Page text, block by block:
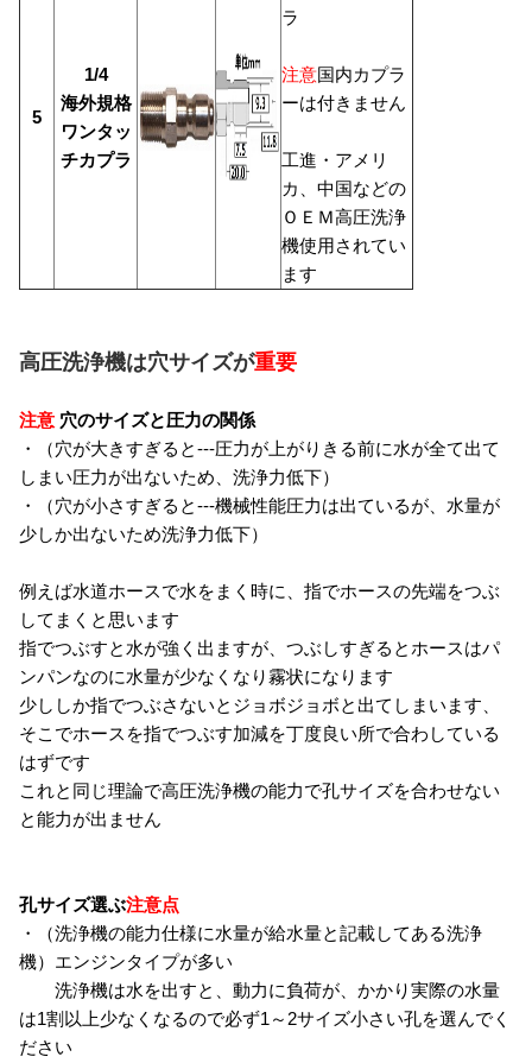
5
1/4
海外規格
ワンタッ
チカプラ
ラ
注意国内カプラ
ーは付きません
工進・アメリ
カ、中国などの
ＯＥＭ高圧洗浄
機使用されてい
ます
高圧洗浄機は穴サイズが重要
注意 穴のサイズと圧力の関係
・（穴が大きすぎると---圧力が上がりきる前に水が全て出て
しまい圧力が出ないため、洗浄力低下）
・（穴が小さすぎると---機械性能圧力は出ているが、水量が
少しか出ないため洗浄力低下）
例えば水道ホースで水をまく時に、指でホースの先端をつぶ
してまくと思います
指でつぶすと水が強く出ますが、つぶしすぎるとホースはパ
ンパンなのに水量が少なくなり霧状になります
少ししか指でつぶさないとジョボジョボと出てしまいます、
そこでホースを指でつぶす加減を丁度良い所で合わしている
はずです
これと同じ理論で高圧洗浄機の能力で孔サイズを合わせない
と能力が出ません
孔サイズ選ぶ注意点
・（洗浄機の能力仕様に水量が給水量と記載してある洗浄
機）エンジンタイプが多い
洗浄機は水を出すと、動力に負荷が、かかり実際の水量
は1割以上少なくなるので必ず1～2サイズ小さい孔を選んでく
ださい